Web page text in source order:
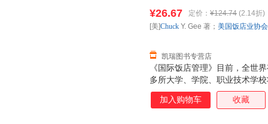
《国际饭店管理》目前，全世
多所大学、学院、职业技术学
国家有120多个授权机构为饭
证书在饭店业内享有最高的专
¥26.67 定价： ¥124.74 (2.14折)
凯瑞图书专营店
[美]Chuck Y. Gee 著； 美国饭店业协会
加入购物车 收藏